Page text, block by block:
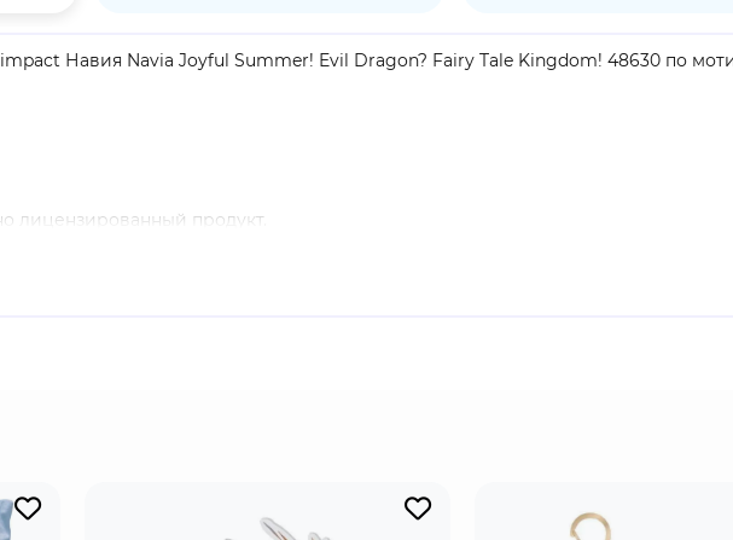
Навия Navia Joyful Summer! Evil Dragon? Fairy Tale Kingdom! 48630 по
лицензированный продукт.
из Фонтейна с Гео глазом Бога. Она является действующим главой